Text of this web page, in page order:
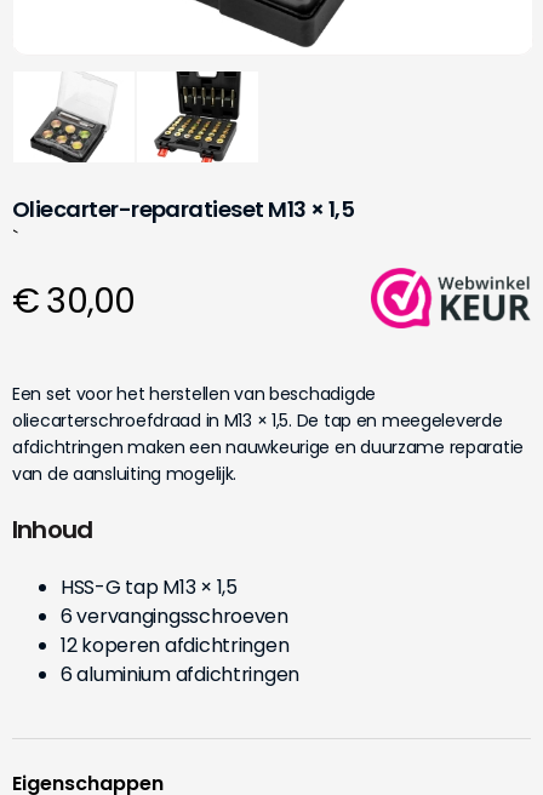
Oliecarter-reparatieset M13 × 1,5
`
€ 30,00
Een set voor het herstellen van beschadigde
oliecarterschroefdraad in M13 × 1,5. De tap en meegeleverde
afdichtringen maken een nauwkeurige en duurzame reparatie
van de aansluiting mogelijk.
Inhoud
HSS-G tap M13 × 1,5
6 vervangingsschroeven
12 koperen afdichtringen
6 aluminium afdichtringen
Eigenschappen